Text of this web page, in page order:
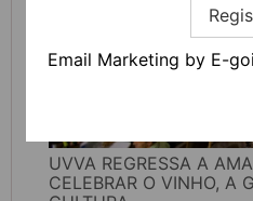
Email Marketing by E-goi
UVVA REGRESSA A
CELEBRAR O VINHO, A